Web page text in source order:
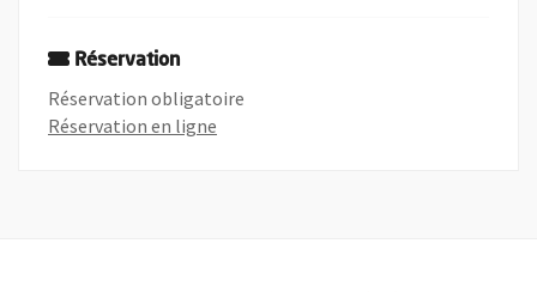
Réservation
Réservation obligatoire
Réservation en ligne